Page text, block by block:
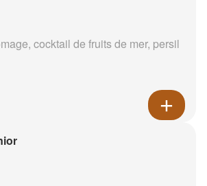
cocktail de fruits de mer, persil